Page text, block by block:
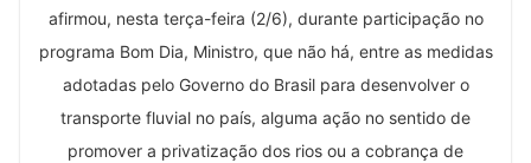
afirmou, nesta terça-feira (2/6), durante participação no
programa Bom Dia, Ministro, que não há, entre as medidas
adotadas pelo Governo do Brasil para desenvolver o
transporte fluvial no país, alguma ação no sentido de
promover a privatização dos rios ou a cobrança de